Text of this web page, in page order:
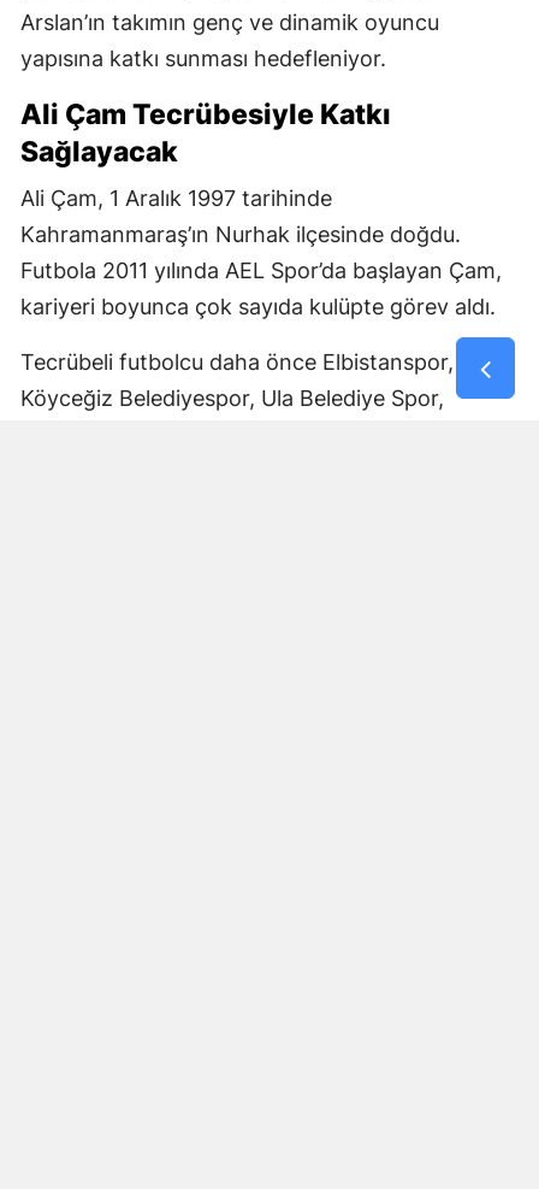
Arslan’ın takımın genç ve dinamik oyuncu
yapısına katkı sunması hedefleniyor.
Ali Çam Tecrübesiyle Katkı
Sağlayacak
Ali Çam, 1 Aralık 1997 tarihinde
Kahramanmaraş’ın Nurhak ilçesinde doğdu.
Futbola 2011 yılında AEL Spor’da başlayan Çam,
kariyeri boyunca çok sayıda kulüpte görev aldı.
Tecrübeli futbolcu daha önce Elbistanspor,
Köyceğiz Belediyespor, Ula Belediye Spor,